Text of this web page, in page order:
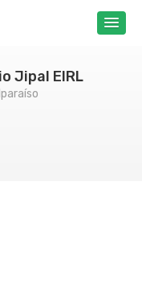
Jipal EIRL